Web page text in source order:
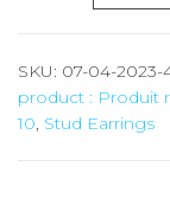
SKU: 07-04-2023-
product : Produit
10, Stud Earrings